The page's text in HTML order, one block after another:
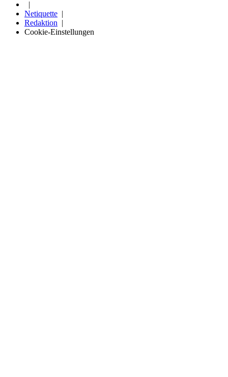
Netiquette
Redaktion
Cookie-Einstellungen